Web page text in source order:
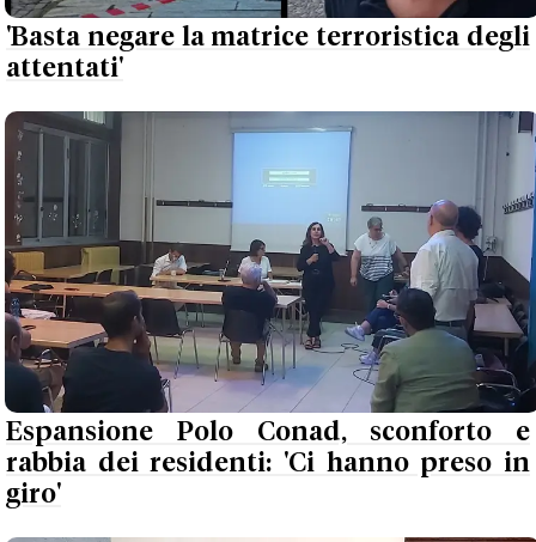
'Basta negare la matrice terroristica degli
attentati'
Espansione Polo Conad, sconforto e
rabbia dei residenti: 'Ci hanno preso in
giro'